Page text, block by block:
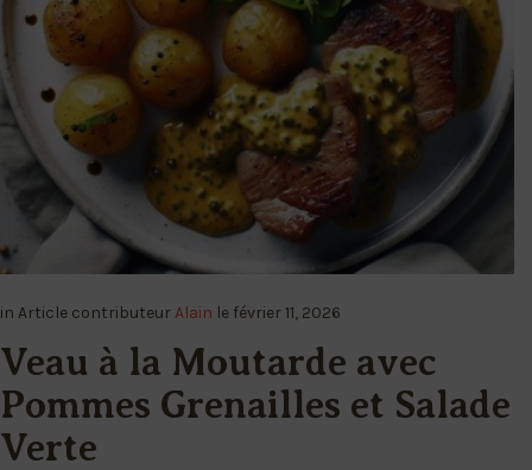
in Article contributeurAlain le février 11, 2026
Veau à la Moutarde avec
Pommes Grenailles et Salade
Verte